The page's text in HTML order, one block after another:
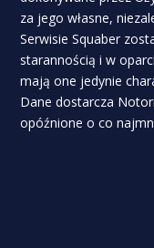
za jego własne,
Serwisie Squaber
starannością i w
mają one jedynie
Dane dostarcza
opóźnione o co